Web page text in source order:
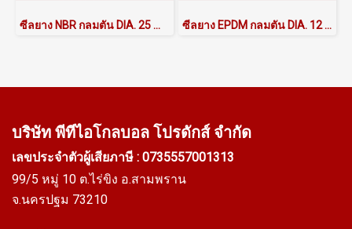
ซีลยาง NBR กลมตัน DIA. 25 mm ซีลยาง EPDM กลมตัน DIA. 12 mm.
บริษัท พีทีไอโกลบอล โปรดักส์ จำกัด
เลขประจำตัวผู้เสียภาษี : 0735557001313
99/5 หมู่ 10 ต.ไร่ขิง อ.สามพราน
จ.นครปฐม 73210